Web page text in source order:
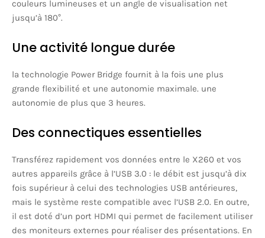
couleurs lumineuses et un angle de visualisation net
jusqu’à 180°.
Une activité longue durée
la technologie Power Bridge fournit à la fois une plus
grande flexibilité et une autonomie maximale. une
autonomie de plus que 3 heures.
Des connectiques essentielles
Transférez rapidement vos données entre le X260 et vos
autres appareils grâce à l’USB 3.0 : le débit est jusqu’à dix
fois supérieur à celui des technologies USB antérieures,
mais le système reste compatible avec l’USB 2.0. En outre,
il est doté d’un port HDMI qui permet de facilement utiliser
des moniteurs externes pour réaliser des présentations. En